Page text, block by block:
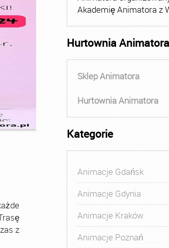
z
Akademię Animatora z
Hurtownia Animatora
Sklep Animatora
Hurtownia Animatora
Kategorie
Animacje Gdańsk
Animacje Gdynia
Animacje Kraków
Animacje Poznań